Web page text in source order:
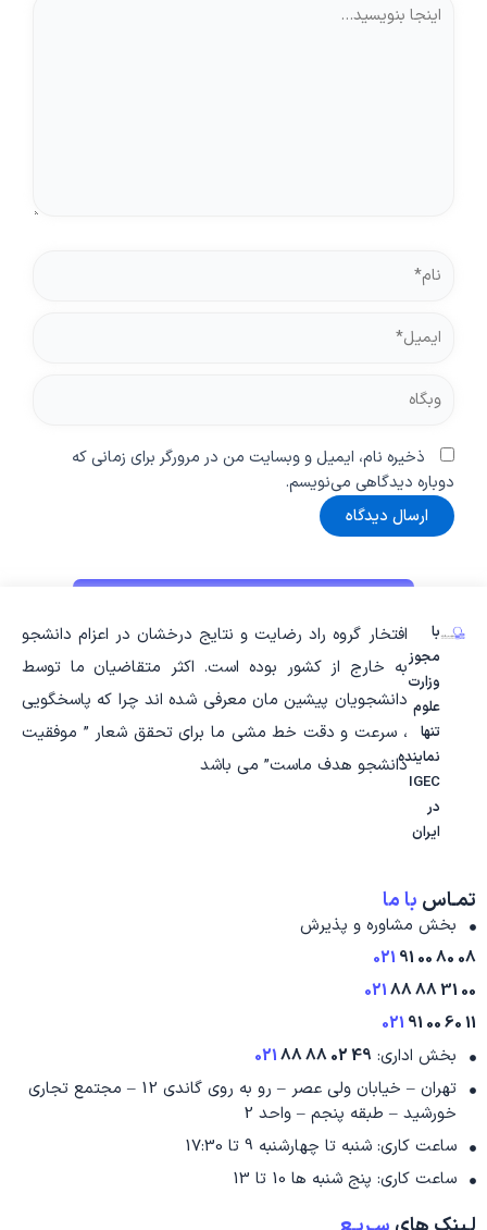
بنویسید…
وبگاه
ذخیره نام، ایمیل و وبسایت من در مرورگر برای زمانی که
دوباره دیدگاهی می‌نویسم.
با
مجوز
وزارت
علوم
تنها
نماینده
IGEC
در
ایران
افتخار گروه راد رضایت و نتایج درخشان در اعزام دانشجو
به خارج از کشور بوده است. اکثر متقاضیان ما توسط
دانشجویان پیشین مان معرفی شده اند چرا که پاسخگویی
، سرعت و دقت خط مشی ما برای تحقق شعار ” موفقیت
دانشجو هدف ماست” می باشد
تمـاس با ما
بخش مشاوره و پذیرش
08 80 00 91
021
00 31 88 88
021
11 60 00 91
021
بخش اداری: 49 02 88 88
021
تهران – خیابان ولی عصر – رو به روی گاندی 12 – مجتمع تجاری
خورشید – طبقه پنجم – واحد 2
ساعت کاری: شنبه تا چهارشنبه 9 تا 17:30
ساعت کاری: پنج شنبه ها 10 تا 13